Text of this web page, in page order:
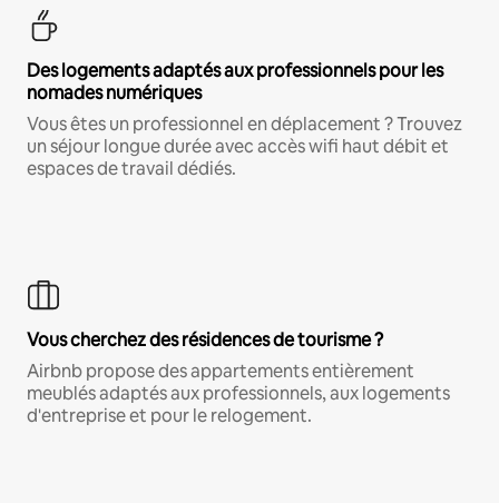
Des logements adaptés aux professionnels pour les
nomades numériques
Vous êtes un professionnel en déplacement ? Trouvez
un séjour longue durée avec accès wifi haut débit et
espaces de travail dédiés.
Vous cherchez des résidences de tourisme ?
Airbnb propose des appartements entièrement
meublés adaptés aux professionnels, aux logements
d'entreprise et pour le relogement.